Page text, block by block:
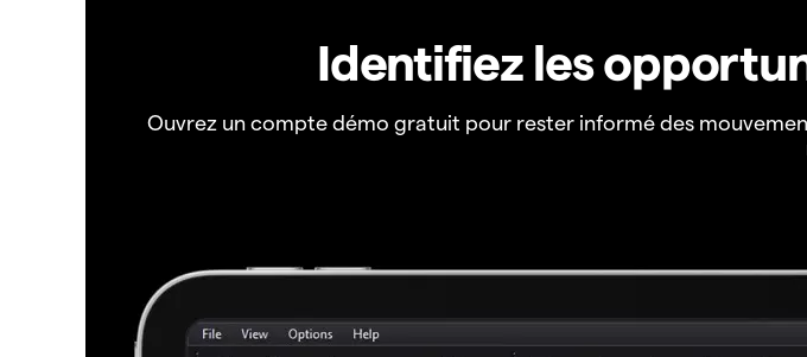
Identifiez les
Ouvrez un compte démo gratuit pour rester informé des